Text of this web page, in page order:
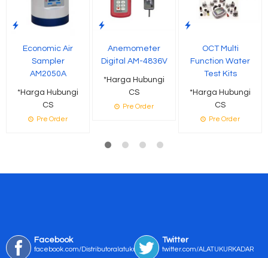
Economic Air
Sampler
AM2050A
*Harga Hubungi
CS
Pre Order
Anemometer
Digital AM-4836V
*Harga Hubungi
CS
Pre Order
OCT Multi
Function Water
Test Kits
*Harga Hubungi
CS
Pre Order
Facebook
facebook.com/Distributoralatukur
Twitter
twitter.com/ALATUKURKADAR